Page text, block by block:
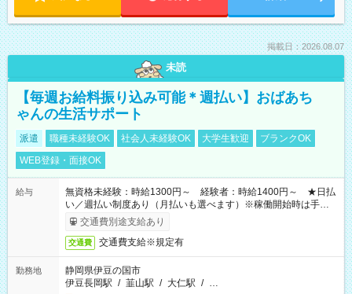
掲載日：2026.08.07
未読
【毎週お給料振り込み可能＊週払い】おばあち
ゃんの生活サポート
派遣 職種未経験OK 社会人未経験OK 大学生歓迎
ブランクOK
WEB登録・面接OK
給与
無資格未経験：時給1300円～ 経験者：時給1400円～ ★日払
い／週払い制度あり（月払いも選べます）※稼働開始時は手続き
完了次第のお支払いとなります。
交通費別途支給あり
交通費 交通費支給※規定有
勤務地
静岡県伊豆の国市
伊豆長岡駅 / 韮山駅 / 大仁駅 / …